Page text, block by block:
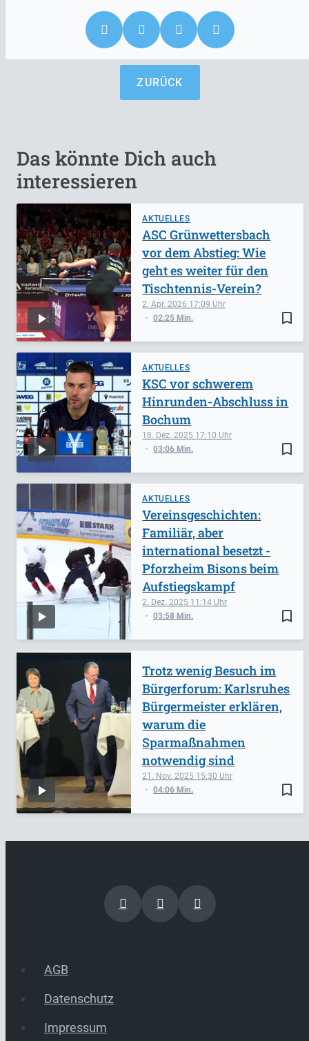
ZURÜCK
Das könnte Dich auch
interessieren
AKTUELLES
bookmark_border
2. Apr. 2026 17:09
02:25 Min.
ASC Grünwettersbach
vor dem Abstieg: Wie
geht es weiter für den
Tischtennis-Verein?
AKTUELLES
bookmark_border
18. Dez. 2025 17:10
03:06 Min.
KSC vor schwerem
Hinrunden-Abschluss in
Bochum
AKTUELLES
bookmark_border
2. Dez. 2025 11:14
03:58 Min.
Vereinsgeschichten:
Familiär, aber
international besetzt -
Pforzheim Bisons beim
Aufstiegskampf
bookmark_border
21. Nov. 2025 15:30
04:06 Min.
Trotz wenig Besuch im
Bürgerforum: Karlsruhes
Bürgermeister erklären,
warum die
Sparmaßnahmen
notwendig sind
AGB
Datenschutz
Impressum